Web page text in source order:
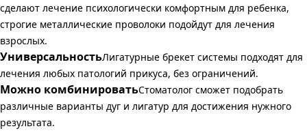
сделают лечение психологически комфортным для ребенка,
строгие металлические проволоки подойдут для лечения
взрослых.
УниверсальностьЛигатурные брекет системы подходят для
лечения любых патологий прикуса, без ограничений.
Можно комбинироватьСтоматолог сможет подобрать
различные варианты дуг и лигатур для достижения нужного
результата.